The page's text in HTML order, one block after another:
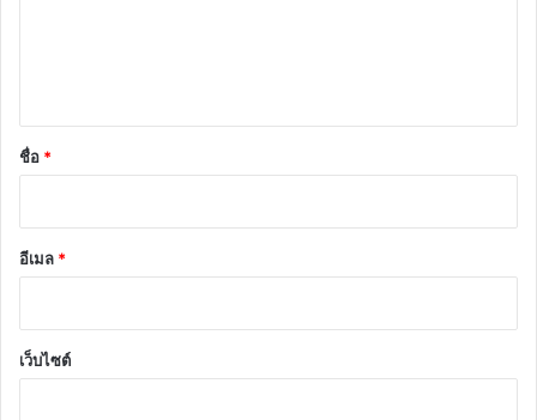
*
ชื่อ *
อีเมล *
เว็บไซต์